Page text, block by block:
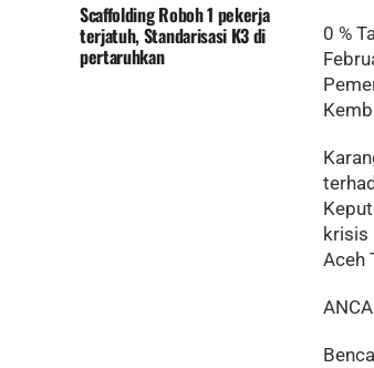
Scaffolding Roboh 1 pekerja
terjatuh, Standarisasi K3 di
pertaruhkan
0 %
krisis
Aceh